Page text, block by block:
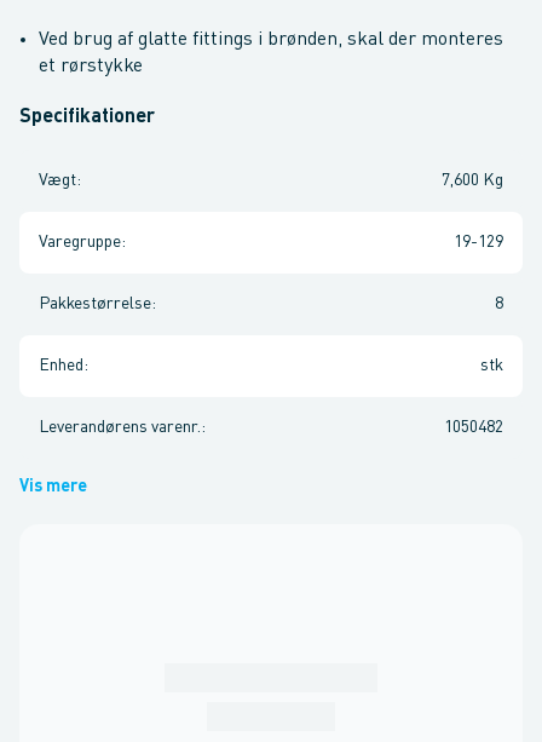
Ved brug af glatte fittings i brønden, skal der monteres
et rørstykke
Specifikationer
Vægt: 7,600 Kg
Varegruppe: 19-129
Pakkestørrelse: 8
Enhed : stk
Leverandørens varenr. : 1050482
Vis mere